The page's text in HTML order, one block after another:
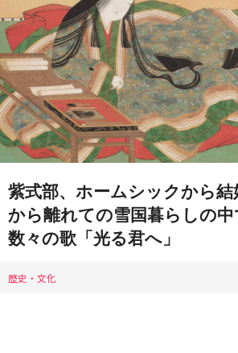
紫式部、ホームシックから結
から離れての雪国暮らしの
数々の歌「光る君へ」
歴史・文化